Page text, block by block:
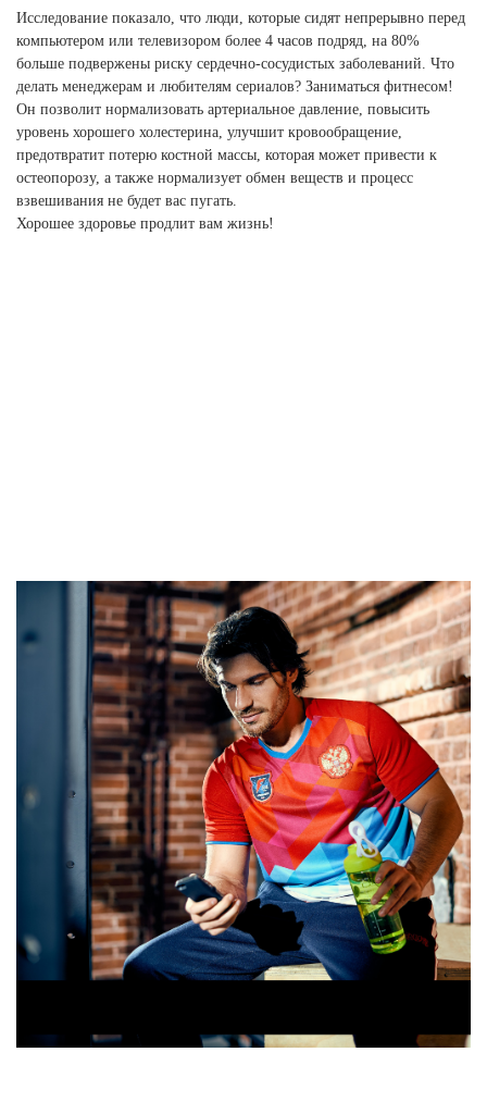
Исследование показало, что люди, которые сидят непрерывно перед
компьютером или телевизором более 4 часов подряд, на 80%
больше подвержены риску сердечно-сосудистых заболеваний. Что
делать менеджерам и любителям сериалов? Заниматься фитнесом!
Он позволит нормализовать артериальное давление, повысить
уровень хорошего холестерина, улучшит кровообращение,
предотвратит потерю костной массы, которая может привести к
остеопорозу, а также нормализует обмен веществ и процесс
взвешивания не будет вас пугать.
Хорошее здоровье продлит вам жизнь!